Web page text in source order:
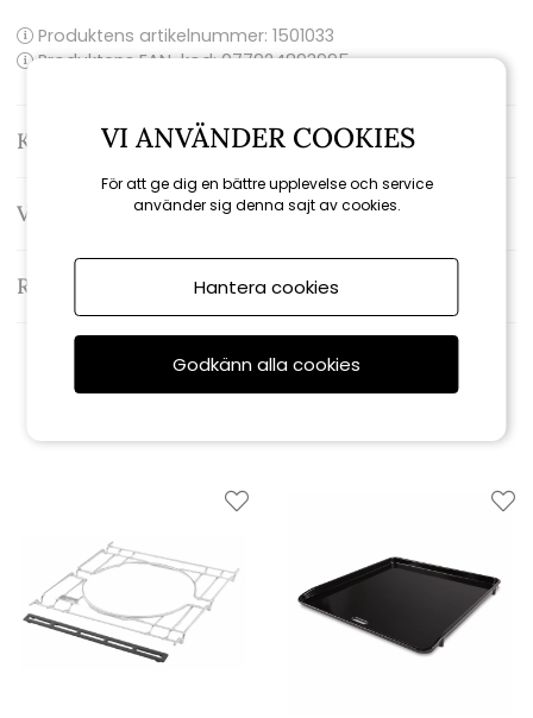
Produktens artikelnummer: 1501033
Produktens EAN-kod: 077924893995
Kontakta oss
Varumärke: Weber
Recensioner
VI ANVÄNDER COOKIES
För att ge dig en bättre upplevelse och service
använder sig denna sajt av cookies.
Hantera cookies
Godkänn alla cookies